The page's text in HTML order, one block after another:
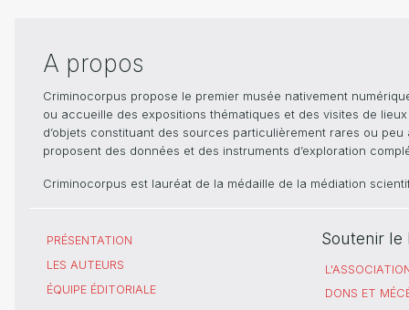
A propos
Criminocorpus propose le premier musée nativement
ou accueille des expositions thématiques et des visites de
d’objets constituant des sources particulièrement rares ou
proposent des données et des instruments d’exploration
Criminocorpus est lauréat de la médaille de la médiation
PRÉSENTATION
LES AUTEURS
ÉQUIPE ÉDITORIALE
Soutenir le
DONS ET